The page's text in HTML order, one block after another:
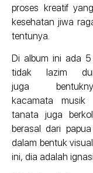
proses kreatif
kesehatan jiwa
tentunya.
Di album ini ada
tidak lazim
juga
kacamata musik
tanata juga
berasal dari
dalam bentuk
ini, dia adalah